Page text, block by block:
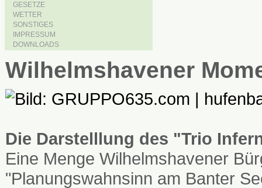
GESETZE
WETTER
SONSTIGES
IMPRESSUM
DOWNLOADS
Wilhelmshavener
Die Darstelllung des "Trio
Eine Menge Wilhelmshavener
"Planungswahnsinn am Banter